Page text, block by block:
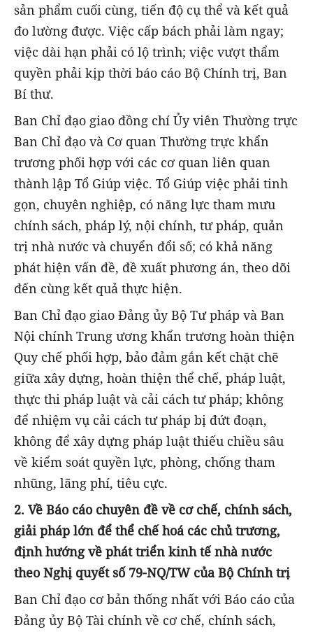
sản phẩm cuối cùng, tiến độ cụ thể và kết quả
đo lường được. Việc cấp bách phải làm ngay;
việc dài hạn phải có lộ trình; việc vượt thẩm
quyền phải kịp thời báo cáo Bộ Chính trị, Ban
Bí thư.
Ban Chỉ đạo giao đồng chí Ủy viên Thường trực
Ban Chỉ đạo và Cơ quan Thường trực khẩn
trương phối hợp với các cơ quan liên quan
thành lập Tổ Giúp việc. Tổ Giúp việc phải tinh
gọn, chuyên nghiệp, có năng lực tham mưu
chính sách, pháp lý, nội chính, tư pháp, quản
trị nhà nước và chuyển đổi số; có khả năng
phát hiện vấn đề, đề xuất phương án, theo dõi
đến cùng kết quả thực hiện.
Ban Chỉ đạo giao Đảng ủy Bộ Tư pháp và Ban
Nội chính Trung ương khẩn trương hoàn thiện
Quy chế phối hợp, bảo đảm gắn kết chặt chẽ
giữa xây dựng, hoàn thiện thể chế, pháp luật,
thực thi pháp luật và cải cách tư pháp; không
để nhiệm vụ cải cách tư pháp bị đứt đoạn,
không để xây dựng pháp luật thiếu chiều sâu
về kiểm soát quyền lực, phòng, chống tham
nhũng, lãng phí, tiêu cực.
2. Về Báo cáo chuyên đề về cơ chế, chính sách,
giải pháp lớn để thể chế hoá các chủ trương,
định hướng về phát triển kinh tế nhà nước
theo Nghị quyết số 79-NQ/TW của Bộ Chính trị
Ban Chỉ đạo cơ bản thống nhất với Báo cáo của
Đảng ủy Bộ Tài chính về cơ chế, chính sách,